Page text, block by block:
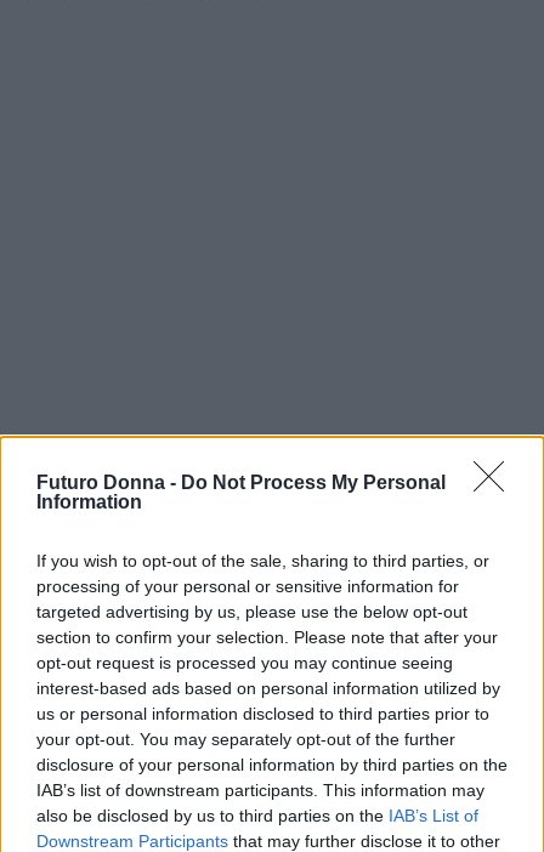
Futuro Donna - Do Not Process My Personal
Information
If you wish to opt-out of the sale, sharing to third parties, or
processing of your personal or sensitive information for
targeted advertising by us, please use the below opt-out
section to confirm your selection. Please note that after your
opt-out request is processed you may continue seeing
interest-based ads based on personal information utilized by
us or personal information disclosed to third parties prior to
your opt-out. You may separately opt-out of the further
disclosure of your personal information by third parties on the
IAB’s list of downstream participants. This information may
also be disclosed by us to third parties on the IAB’s List of
Downstream Participants that may further disclose it to other
AUTORE